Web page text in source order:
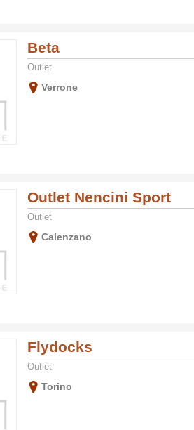
Beta
Outlet
Verrone
Outlet Nencini Sport
Outlet
Calenzano
Flydocks
Outlet
Torino